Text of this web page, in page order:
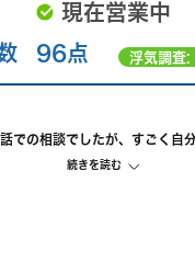
現在営業中
96点 浮気調査:
での相談でしたが、すごく自
乗ってもらえました。 また、
自分のことを攻めていると、
もらってすごく嬉しかったです
スタートの予定でしたが、場
続きを読む